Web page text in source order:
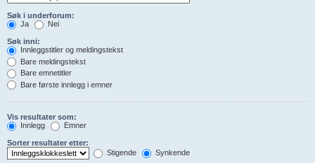
Søk i underforum:
Ja
Nei
Søk inni:
Innleggstitler og meldingstekst
Bare meldingstekst
Bare emnetitler
Bare første innlegg i emner
Vis resultater som:
Innlegg
Emner
Sorter resultater etter:
Stigende
Synkende